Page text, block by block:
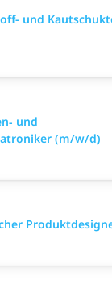
und
und
(m/w/d)